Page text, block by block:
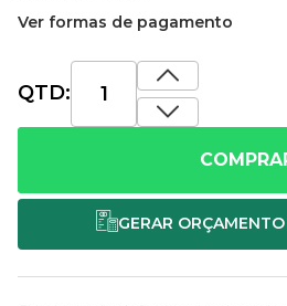
Ver formas de pagamento
QTD: